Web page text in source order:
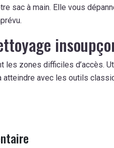
sac à main. Elle vous
les zones difficiles d’accès.
atteindre avec les outils